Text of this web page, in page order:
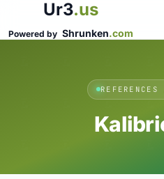
Ur3.us
Powered by Shrunken.com
REFERENCES